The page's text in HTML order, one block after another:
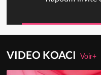
VIDEO KOACIVoir+